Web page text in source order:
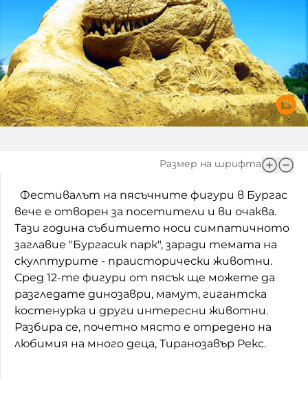
Фантазирай
Приказки
История на изкуството
Музикална кутийка
Яйцето на света
Къщата
Златната ябълка
Непознатите думи
Като Айнщайн
Домашен любимец
Игри
Кои сме ние?
За вас, родители
БНР
БНР Новини
Размер на шрифта
Фестивалът на пясъчните фигури в Бургас
вече е отворен за посетители и ви очаква.
Тази година събитието носи симпатичното
заглавие "Бургасик парк", заради темата на
скулптурите - праисторически животни.
Сред 12-те фигури от пясък ще можете да
разгледате динозаври, мамут, гигантска
костенурка и други интересни животни.
Разбира се, почетно място е отредено на
любимия на много деца, Тиранозавър Рекс.